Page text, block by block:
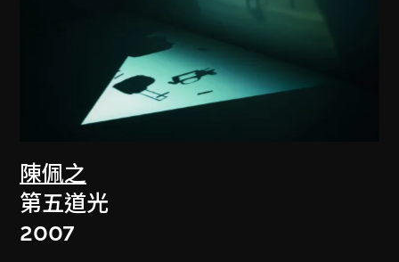
陳佩之
第五道光
2007